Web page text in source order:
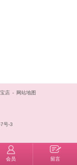
店 - 网站地图
号-3
会员 留言